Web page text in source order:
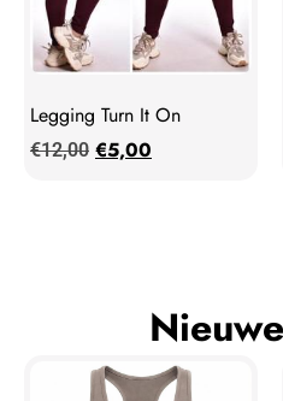
Legging Turn It On
€12,00 €5,00